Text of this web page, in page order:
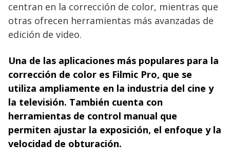
centran en la corrección de color, mientras que
otras ofrecen herramientas más avanzadas de
edición de video.
Una de las aplicaciones más populares para la
corrección de color es Filmic Pro, que se
utiliza ampliamente en la industria del cine y
la televisión. También cuenta con
herramientas de control manual que
permiten ajustar la exposición, el enfoque y la
velocidad de obturación.